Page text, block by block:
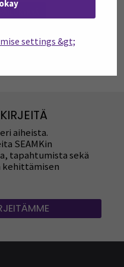
settings &gt;
aiheista.
SEAMKin
tapahtumista sekä
kehittämisen